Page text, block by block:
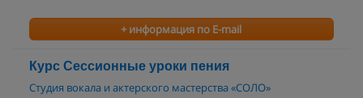
+ информация по E-mail
Курс Сессионные уроки пения
Студия вокала и актерского мастерства «СОЛО»